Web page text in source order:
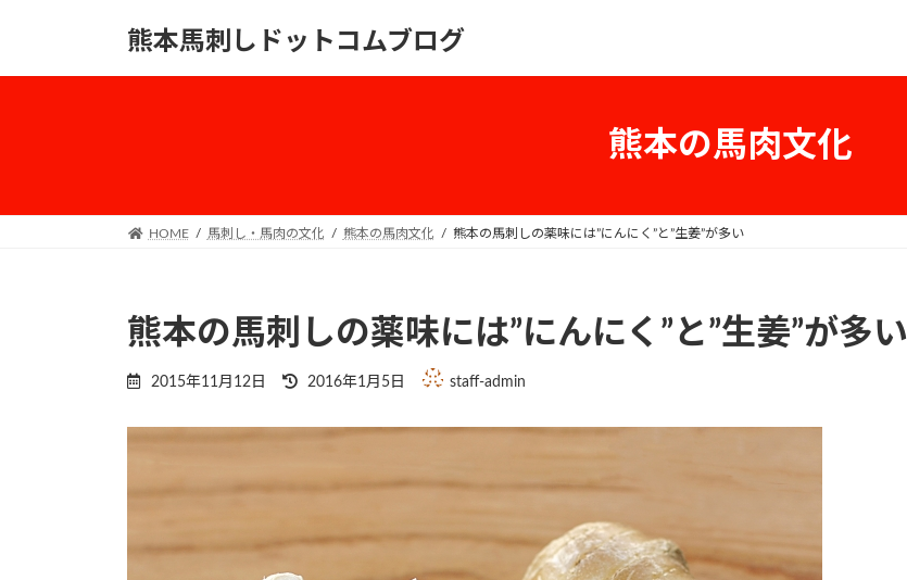
熊本馬刺しドットコムブログ
熊本の馬肉文化
HOME 馬刺し・馬肉の文化 熊本の馬肉文化 熊本の馬刺しの薬味には”にんにく”と”生姜”が多い
熊本の馬刺しの薬味には”にんにく”と”生姜”が多い
2015年11月12日
最
2016年1月5日 staff-admin